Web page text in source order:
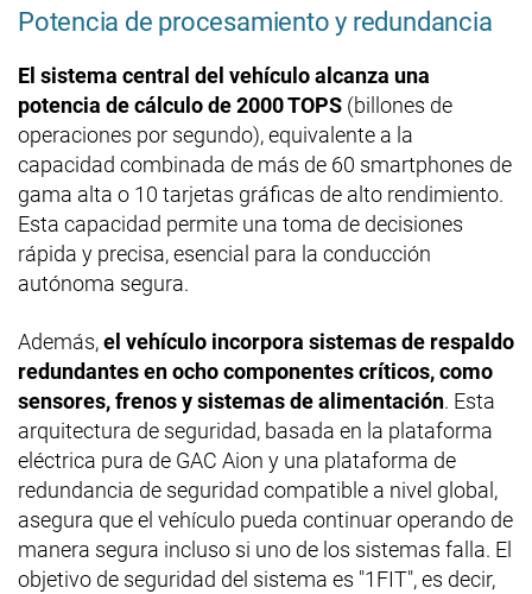
Potencia de procesamiento y redundancia
El sistema central del vehículo alcanza una
potencia de cálculo de 2000 TOPS (billones de
operaciones por segundo), equivalente a la
capacidad combinada de más de 60 smartphones de
gama alta o 10 tarjetas gráficas de alto rendimiento.
Esta capacidad permite una toma de decisiones
rápida y precisa, esencial para la conducción
autónoma segura.​
Además,el vehículo incorpora sistemas de respaldo
redundantes en ocho componentes críticos, como
sensores, frenos y sistemas de alimentación. Esta
arquitectura de seguridad, basada en la plataforma
eléctrica pura de GAC Aion y una plataforma de
redundancia de seguridad compatible a nivel global,
asegura que el vehículo pueda continuar operando de
manera segura incluso si uno de los sistemas falla. El
objetivo de seguridad del sistema es "1FIT", es decir,